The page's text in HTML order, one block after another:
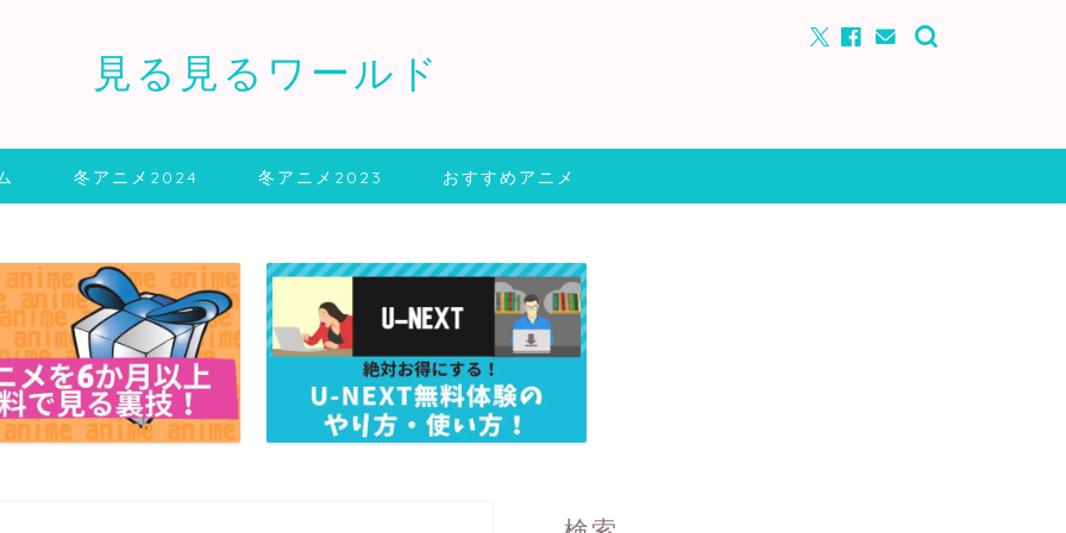
見る見るワールド
冬アニメ2024 冬アニメ2023 おすすめアニメ